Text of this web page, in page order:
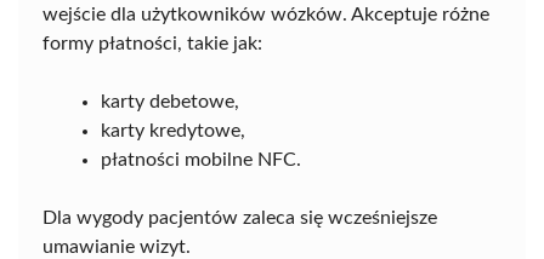
wejście dla użytkowników wózków. Akceptuje różne
formy płatności, takie jak:
karty debetowe,
karty kredytowe,
płatności mobilne NFC.
Dla wygody pacjentów zaleca się wcześniejsze
umawianie wizyt.